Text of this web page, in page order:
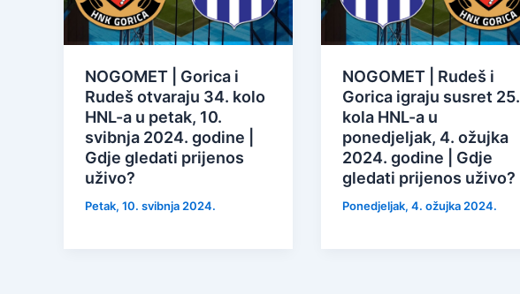
NOGOMET | Gorica i
Rudeš otvaraju 34. kolo
HNL-a u petak, 10.
svibnja 2024. godine |
Gdje gledati prijenos
uživo?
Petak, 10. svibnja 2024.
NOGOMET | Rudeš i
Gorica igraju susret 25.
kola HNL-a u
ponedjeljak, 4. ožujka
2024. godine | Gdje
gledati prijenos uživo?
Ponedjeljak, 4. ožujka 2024.